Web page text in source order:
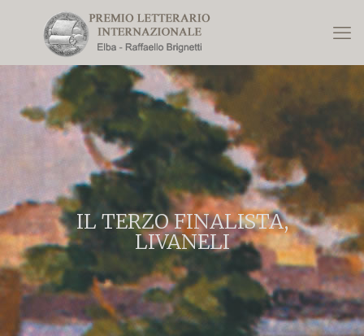
IL TERZO FINALISTA,
LIVANELI